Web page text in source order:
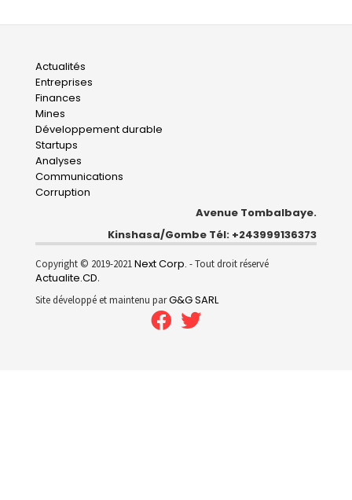
Main
navigation
Actualités
Entreprises
Finances
Mines
Développement durable
Startups
Analyses
Communications
Corruption
Avenue Tombalbaye.
Kinshasa/Gombe Tél: +243999136373
Copyright © 2019-2021Next Corp. - Tout droit réservé
Actualite.CD.
Site développé et maintenu parG&G SARL